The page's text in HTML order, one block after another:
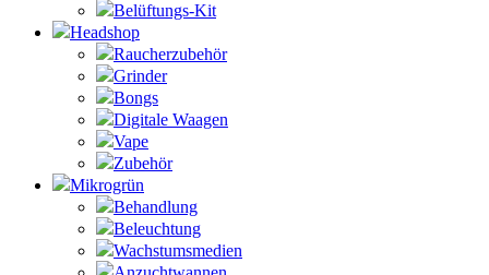
Belüftungs-Kit
Headshop
Raucherzubehör
Grinder
Bongs
Digitale Waagen
Vape
Zubehör
Mikrogrün
Behandlung
Beleuchtung
Wachstumsmedien